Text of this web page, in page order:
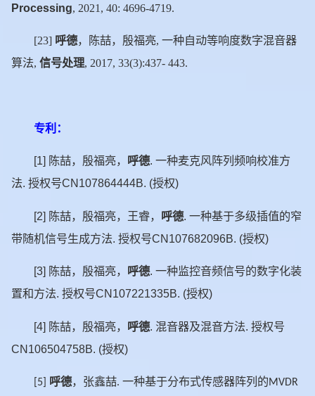
Processing, 2021, 40: 4696-4719.
[23] 呼德，陈喆，殷福亮,一种自动等响度数字混音器
算法, 信号处理, 2017, 33(3):437- 443.
专利：
[1] 陈喆，殷福亮， 呼德.一种麦克风阵列频响校准方
法. 授权号CN107864444B. (授权)
[2] 陈喆，殷福亮，王睿， 呼德.一种基于多级插值的窄
带随机信号生成方法. 授权号CN107682096B. (授权)
[3] 陈喆，殷福亮， 呼德.一种监控音频信号的数字化装
置和方法. 授权号CN107221335B. (授权)
[4] 陈喆，殷福亮， 呼德. 混音器及混音方法 .授权号
CN106504758B. (授权)
[5] 呼德，张鑫喆.一种基于分布式传感器阵列的MVDR